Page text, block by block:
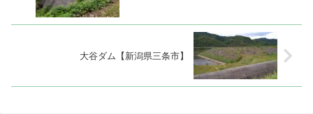
大谷ダム【新潟県三条市】